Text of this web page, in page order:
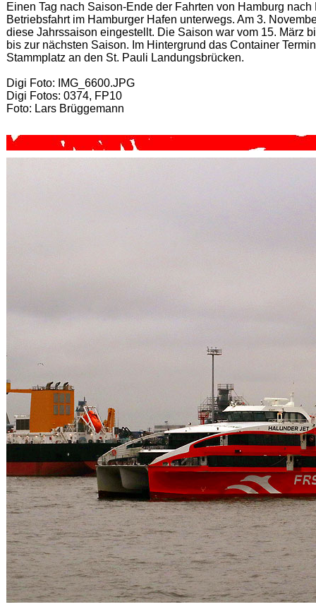
Einen Tag nach Saison-Ende der Fahrten von Hamburg
Betriebsfahrt im Hamburger Hafen unterwegs. Am 3.
diese Jahrssaison eingestellt. Die Saison war vom 15. März
bis zur nächsten Saison. Im Hintergrund das Container
Stammplatz an den St. Pauli Landungsbrücken.
Digi Foto: IMG_6600.JPG
Digi Fotos: 0374, FP10
Foto: Lars Brüggemann